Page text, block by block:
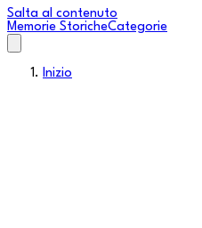
Salta al contenuto
Memorie StoricheCategorie
Inizio